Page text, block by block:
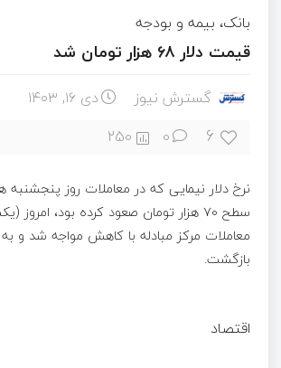
بانک، بیمه و بودجه
قیمت دلار ۶۸ هزار تومان شد
گسترش نیوز دی ۱۶, ۱۴۰۳
6
0
250
نرخ دلار نیمایی که در معاملات روز
سطح ۷۰ هزار تومان صعود کرده بود، امروز
بازگشت.
اقتصاد